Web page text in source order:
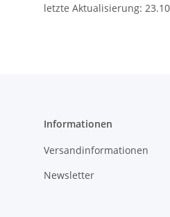
letzte Aktualisierung:
Informationen
Versandinformationen
Newsletter